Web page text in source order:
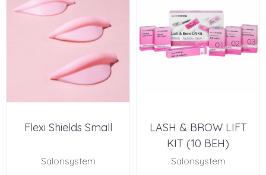
Flexi Shields Small
Salonsystem
LASH & BROW LIFT
KIT (10 BEH)
Salonsystem